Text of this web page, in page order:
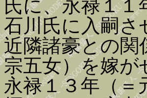
氏に、永禄１
石川氏に入嗣さ
近隣諸豪との
宗五女）を嫁
永禄１３年（＝